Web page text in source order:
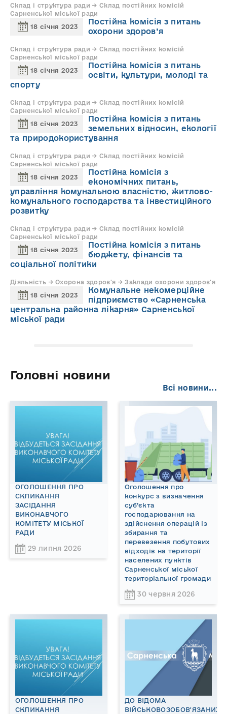
Склад і структура ради → Склад постійних комісій
Сарненської міської ради
18 січня 2023
Постійна комісія з питань
охорони здоров’я
Склад і структура ради → Склад постійних комісій
Сарненської міської ради
18 січня 2023
Постійна комісія з питань
освіти, культури, молоді та
спорту
Склад і структура ради → Склад постійних комісій
Сарненської міської ради
18 січня 2023
Постійна комісія з питань
земельних відносин, екології
та природокористування
Склад і структура ради → Склад постійних комісій
Сарненської міської ради
18 січня 2023
Постійна комісія з
економічних питань,
управління комунальною власністю, житлово-
комунального господарства та інвестиційного
розвитку
Склад і структура ради → Склад постійних комісій
Сарненської міської ради
18 січня 2023
Постійна комісія з питань
бюджету, фінансів та
соціальної політики
Діяльність → Охорона здоров'я → Заклади охорони здоров'я
18 січня 2023
Комунальне некомерційне
підприємство «Сарненська
центральна районна лікарня» Сарненської
міської ради
Головні новини
Всі новини...
ОГОЛОШЕННЯ ПРО
СКЛИКАННЯ
ЗАСІДАННЯ
ВИКОНАВЧОГО
КОМІТЕТУ МІСЬКОЇ
РАДИ
29 липня 2026
Оголошення про
конкурс з визначення
суб’єкта
господарювання на
здійснення операцій із
збирання та
перевезення побутових
відходів на території
населених пунктів
Сарненської міської
територіальної громади
30 червня 2026
ОГОЛОШЕННЯ ПРО
СКЛИКАННЯ
ДО ВІДОМА
ВІЙСЬКОВОЗОБОВ'ЯЗАНИХ!